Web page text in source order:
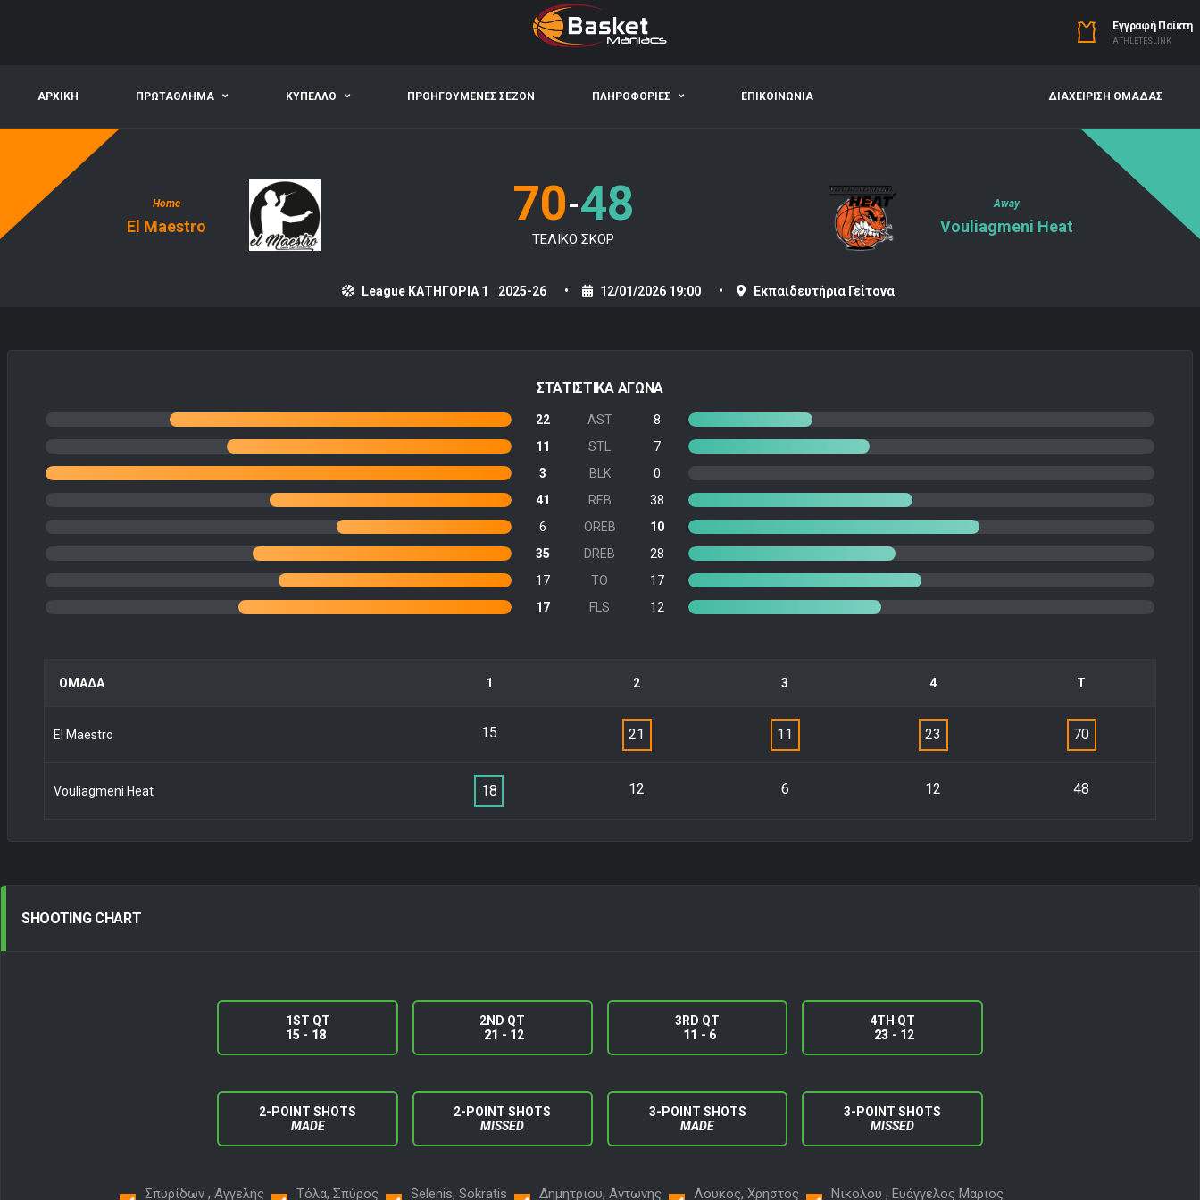
Εγγραφή Παίκτη
ΑTHLETESLINK
ΑΡΧΙΚΗ ΠΡΩΤΑΘΛΗΜΑ ΚΥΠΕΛΛΟ ΠΡΟΗΓΟΥΜΕΝΕΣ ΣΕΖΟΝ ΠΛΗΡΟΦΟΡΙΕΣ ΕΠΙΚΟΙΝΩΝΙΑ ΔΙΑΧΕΙΡΙΣΗ ΟΜΑΔΑΣ
Home
El Maestro 70-48
ΤΕΛΙΚΟ ΣΚΟΡ
Away
Vouliagmeni Heat
League ΚΑΤΗΓΟΡΙΑ 1 2025-26 12/01/2026 19:00 Εκπαιδευτήρια Γείτονα
ΣΤΑΤΙΣΤΙΚΑ ΑΓΩΝΑ
22 AST
8
11
STL
7
3
BLK
0
41
REB
38
6
OREB
10
35
DREB
28
17
TO
17
17
FLS 12
ΟΜΑΔΑ 1 2 3 4 Τ
El Maestro 15 21 11 23 70
Vouliagmeni Heat 18 12 6 12 48
SHOOTING CHART
1ST QT
15 - 18
2ND QT
21 - 12
3RD QT
11 - 6
4TH QT
23 - 12
2-POINT SHOTS
MADE
2-POINT SHOTS
MISSED
3-POINT SHOTS
MADE
3-POINT SHOTS
MISSED
Σπυρίδων , Αγγελής Τόλα, Σπύρος Selenis, Sokratis Δημητριου, Αντωνης Λουκος, Χρηστος Νικολου , Ευάγγελος Μαριος